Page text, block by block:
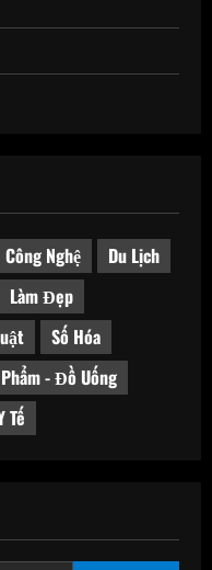
Công Nghệ
Du Lịch
Làm Đẹp
Số Hóa
- Đồ Uống
Tế